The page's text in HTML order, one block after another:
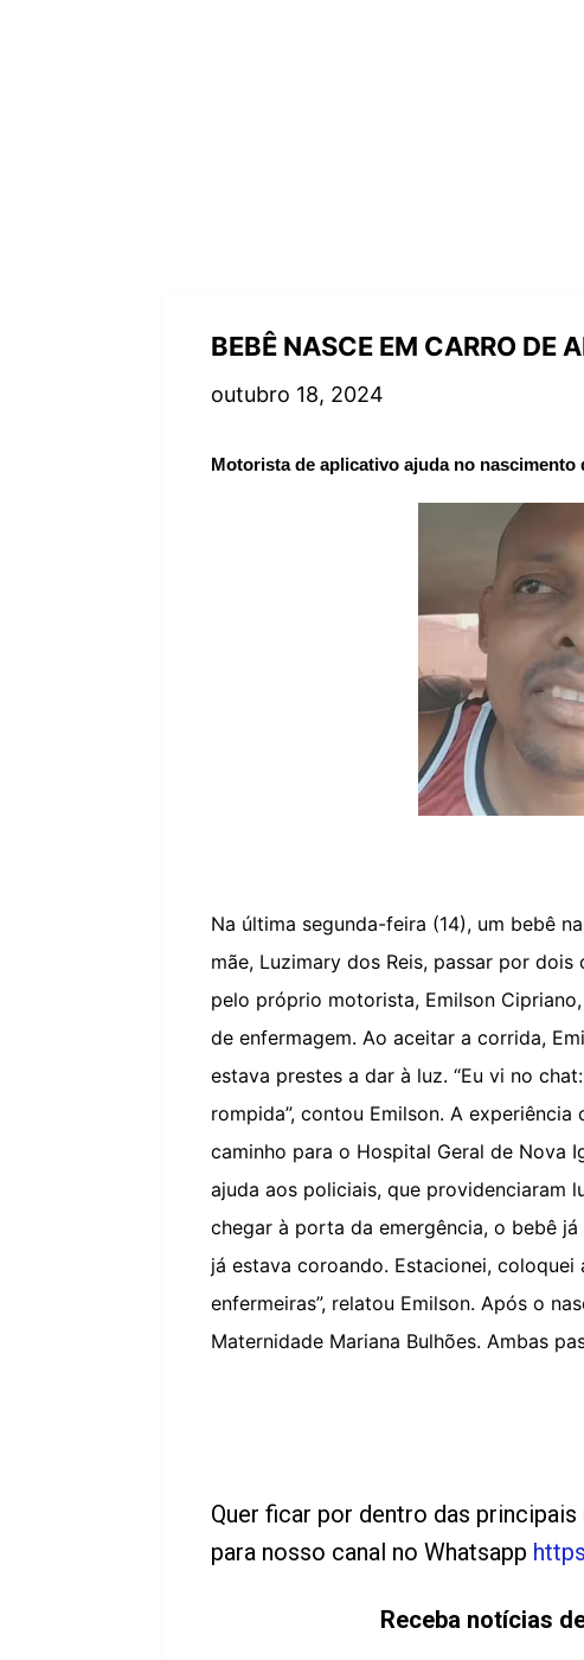
BEBÊ NASCE EM CARRO DE
outubro 18, 2024
Motorista de aplicativo ajuda no nascimento
Na última segunda-feira (14), um bebê
mãe, Luzimary dos Reis, passar por
pelo próprio motorista, Emilson
de enfermagem. Ao aceitar a corrida,
estava prestes a dar à luz. “Eu vi no
rompida”, contou Emilson. A
caminho para o Hospital Geral de Nova
ajuda aos policiais, que providenciaram
chegar à porta da emergência, o bebê
já estava coroando. Estacionei,
enfermeiras”, relatou Emilson. Após o
Maternidade Mariana Bulhões. Ambas
Quer ficar por dentro das
para nosso canal no Whatsapp
Receba notícias